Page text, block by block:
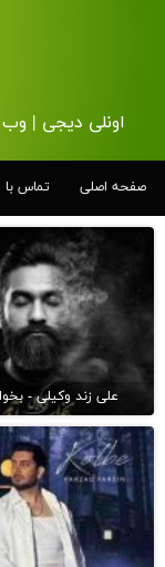
اونلی دیجی |
صفحه اصلی تماس با
علی زند وکیلی -